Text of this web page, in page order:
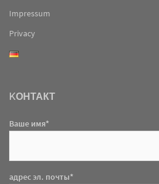
Impressum
Privacy
KОНТАКТ
Ваше имя*
адрес эл. почты*